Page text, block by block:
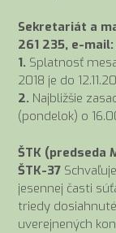
Sekretariát a
261 235, e-mail:
1. Splatnosť
2018 je do
2. Najbližšie
(pondelok) o
ŠTK (predseda
ŠTK-37
jesennej časti
triedy
uverejnených